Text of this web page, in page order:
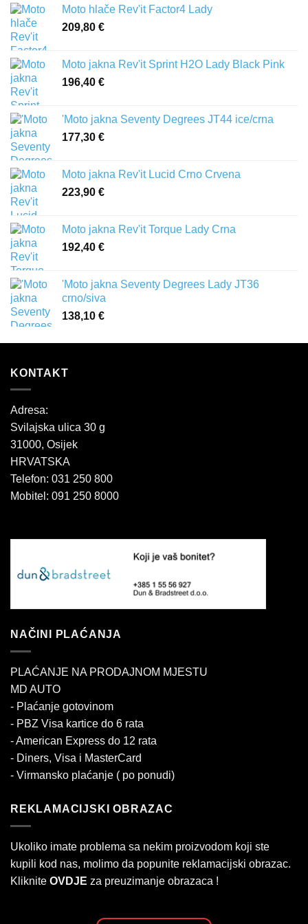
Moto hlače Rev'it Factor4 Lady
209,80 €
Moto jakna Rev'it Sprint H2O Lady Black Pink
196,40 €
'Moto jakna Seventy Degrees JT44 ice/crna
177,30 €
Moto jakna Rev'it Lucid Crno Crvena
223,90 €
Moto jakna Rev'it Torque Lady Crna
192,40 €
'Moto jakna Seventy Degrees Lady JT36
crno/siva
138,10 €
KONTAKT
Adresa:
Svilajska ulica 30 g
31000, Osijek
HRVATSKA
Telefon: 031 250 800
Mobitel: 091 250 8000
NAČINI PLAĆANJA
PLAĆANJE NA PRODAJNOM MJESTU
MD AUTO
- Plaćanje gotovinom
- PBZ Visa kartice do 6 rata
- American Express do 12 rata
- Diners, Visa i MasterCard
- Virmansko plaćanje ( po ponudi)
REKLAMACIJSKI OBRAZAC
Ukoliko imate problema sa nekim proizvodom koji ste
kupili kod nas, molimo da popunite reklamacijski obrazac.
Kliknite OVDJE za preuzimanje obrazaca !